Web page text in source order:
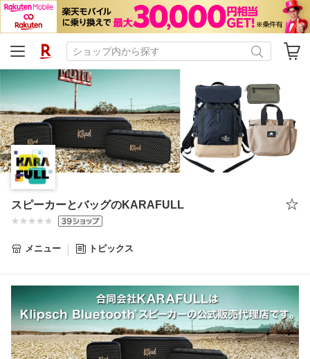
スピーカーとバッグのKARAFULL
メニュー トピックス